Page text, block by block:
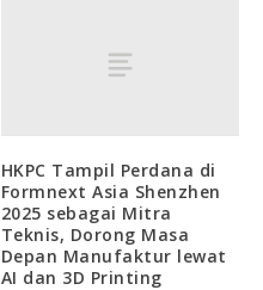
HKPC Tampil Perdana di
Formnext Asia Shenzhen
2025 sebagai Mitra
Teknis, Dorong Masa
Depan Manufaktur lewat
AI dan 3D Printing